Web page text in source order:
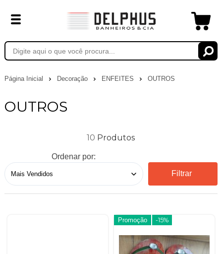
Página Inicial Decoração ENFEITES OUTROS
OUTROS
10
Ordenar por:
Filtrar
Promoção -15%